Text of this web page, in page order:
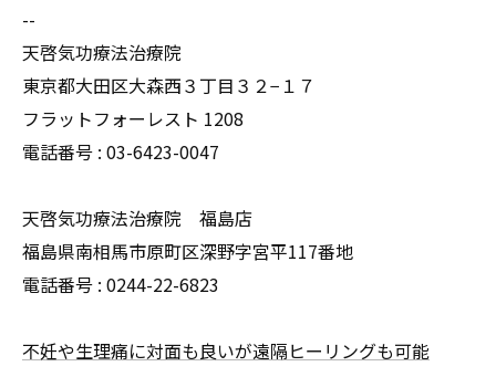
--
天啓気功療法治療院
東京都大田区大森西３丁目３２−１７
フラットフォーレスト 1208
電話番号 : 03-6423-0047
天啓気功療法治療院 福島店
福島県南相馬市原町区深野字宮平117番地
電話番号 : 0244-22-6823
不妊や生理痛に対面も良いが遠隔ヒーリングも可能